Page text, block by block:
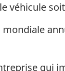
véhicule
qui